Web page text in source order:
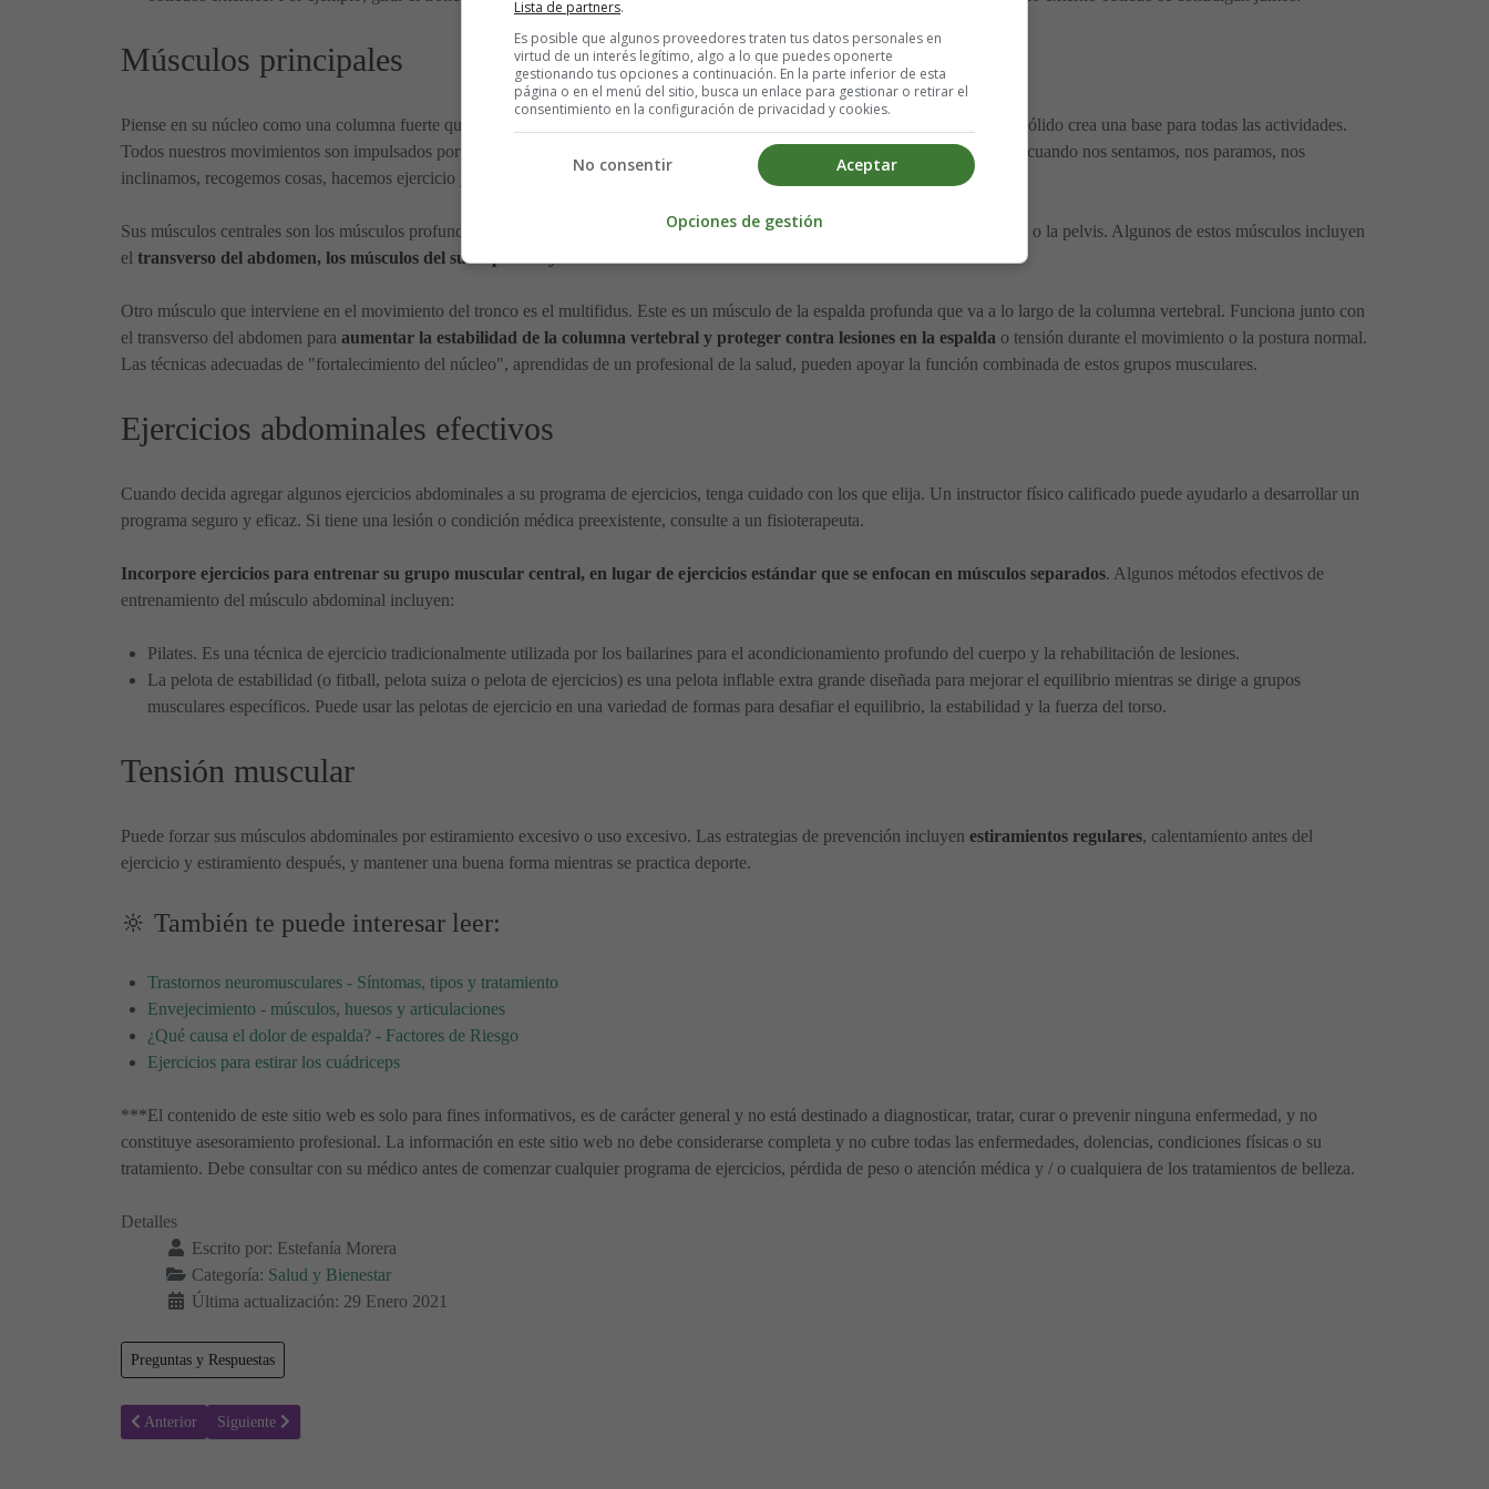
Músculos principales
Piense en su núcleo como una columna fuerte que une la parte superior del cuerpo y la parte inferior del cuerpo. Tener un núcleo sólido crea una base para todas las actividades.
Todos nuestros movimientos son impulsados por el torso:
los abdominales y la espalda trabajan juntos
para apoyar la columna cuando nos sentamos, nos paramos, nos
inclinamos, recogemos cosas, hacemos ejercicio y más.
Sus músculos centrales son los músculos profundos dentro de los abdominales y la espalda, que se adhieren a la columna vertebral o la pelvis. Algunos de estos músculos incluyen
el transverso del abdomen, los músculos del suelo pélvico y los músculos oblicuos
Otro músculo que interviene en el movimiento del tronco es el multifidus. Este es un músculo de la espalda profunda que va a lo largo de la columna vertebral. Funciona junto con
el transverso del abdomen para aumentar la estabilidad de la columna vertebral y proteger contra lesiones en la espalda o tensión durante el movimiento o la postura normal.
Las técnicas adecuadas de "fortalecimiento del núcleo", aprendidas de un profesional de la salud, pueden apoyar la función combinada de estos grupos musculares.
Ejercicios abdominales efectivos
Cuando decida agregar algunos ejercicios abdominales a su programa de ejercicios, tenga cuidado con los que elija. Un instructor físico calificado puede ayudarlo a desarrollar un
programa seguro y eficaz. Si tiene una lesión o condición médica preexistente, consulte a un fisioterapeuta.
Incorpore ejercicios para entrenar su grupo muscular central, en lugar de ejercicios estándar que se enfocan en músculos separados. Algunos métodos efectivos de
entrenamiento del músculo abdominal incluyen:
Pilates. Es una técnica de ejercicio tradicionalmente utilizada por los bailarines para el acondicionamiento profundo del cuerpo y la rehabilitación de lesiones.
La pelota de estabilidad (o fitball, pelota suiza o pelota de ejercicios) es una pelota inflable extra grande diseñada para mejorar el equilibrio mientras se dirige a grupos
musculares específicos. Puede usar las pelotas de ejercicio en una variedad de formas para desafiar el equilibrio, la estabilidad y la fuerza del torso.
Tensión muscular
Puede forzar sus músculos abdominales por estiramiento excesivo o uso excesivo. Las estrategias de prevención incluyen estiramientos regulares, calentamiento antes del
ejercicio y estiramiento después, y mantener una buena forma mientras se practica deporte.
🔆 También te puede interesar leer:
Trastornos neuromusculares - Síntomas, tipos y tratamiento
Envejecimiento - músculos, huesos y articulaciones
¿Qué causa el dolor de espalda? - Factores de Riesgo
Ejercicios para estirar los cuádriceps
***El contenido de este sitio web es solo para fines informativos, es de carácter general y no está destinado a diagnosticar, tratar, curar o prevenir ninguna enfermedad, y no
constituye asesoramiento profesional. La información en este sitio web no debe considerarse completa y no cubre todas las enfermedades, dolencias, condiciones físicas o su
tratamiento. Debe consultar con su médico antes de comenzar cualquier programa de ejercicios, pérdida de peso o atención médica y / o cualquiera de los tratamientos de belleza.
Detalles
Escrito por: Estefanía Morera
Categoría: Salud y Bienestar
Última actualización: 29 Enero 2021
Preguntas y Respuestas
Artículo anterior: Todo lo que necesitas saber sobre la endometriosis
Anterior Artículo siguiente: Displasia Cervical - Trastornos Cervicales y del Útero
Siguiente
Lista de partners.
Es posible que algunos proveedores traten tus datos personales en
virtud de un interés legítimo, algo a lo que puedes oponerte
gestionando tus opciones a continuación. En la parte inferior de esta
página o en el menú del sitio, busca un enlace para gestionar o retirar el
consentimiento en la configuración de privacidad y cookies.
Aceptar
No consentir
Opciones de gestión